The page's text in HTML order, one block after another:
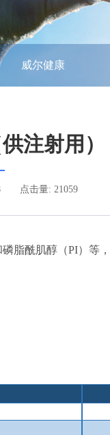
威尔健康
注射用）
点击量: 21059
酰肌醇（PI）等